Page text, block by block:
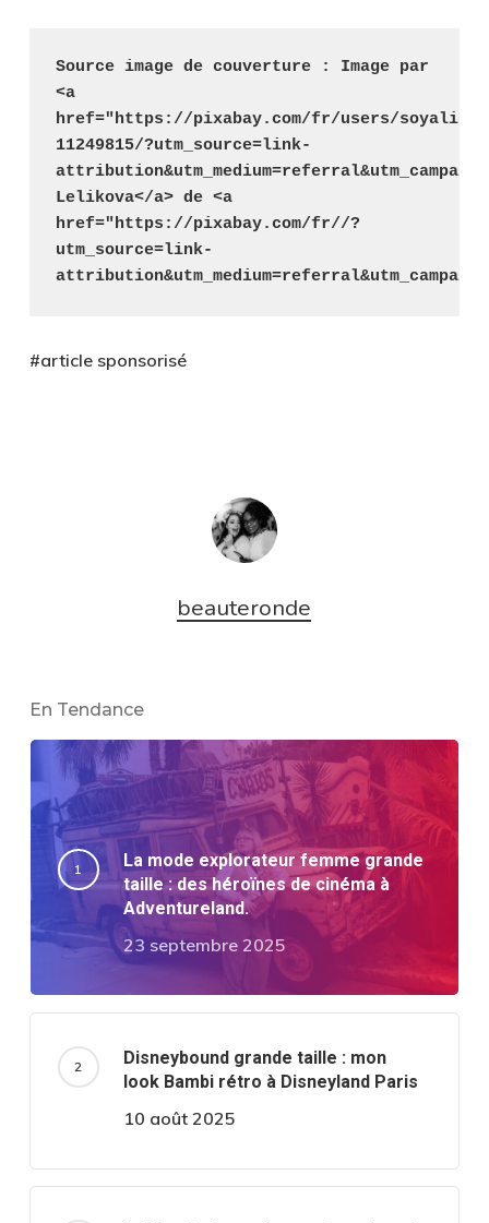
Source image de couverture : Image par
<a
href="https://pixabay.com/fr/users/soyalina-
11249815/?utm_source=link-
Lelikova</a> de <a
href="https://pixabay.com/fr//?
utm_source=link-
#article sponsorisé
beauteronde
En Tendance
La mode explorateur femme grande
taille : des héroïnes de cinéma à
Adventureland.
23 septembre 2025
Disneybound grande taille : mon
look Bambi rétro à Disneyland Paris
10 août 2025